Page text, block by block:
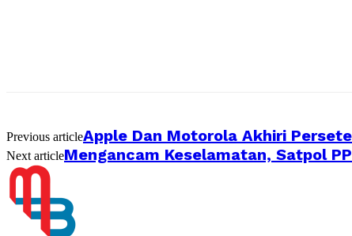
Previous articleApple Dan Motorola Akhiri
Next articleMengancam Keselamatan, Satpol